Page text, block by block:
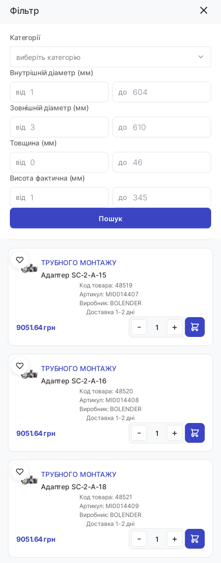
Фільтр
Категорії
виберіть категорію
Внутрішній діаметр (мм)
від
до
Зовнішній діаметр (мм)
від
до
Товщина (мм)
від
до
Висота фактична (мм)
від до
10194.08 грн
Адаптер SC-2-A-10
Код товара: 48517
Артикул: MI0014405
Виробник: BOLENDER
Доставка 1-2 дні
ТРУБНОГО МОНТАЖУ
Код товара: 48518
Артикул: MI0014406
Виробник: BOLENDER
Доставка 1-2 дні
ТРУБНОГО МОНТАЖУ
Адаптер SC-2-A-15
Код товара: 48519
Артикул: MI0014407
Виробник: BOLENDER
Доставка 1-2 дні
9051.64 грн - +
ТРУБНОГО МОНТАЖУ
Адаптер SC-2-A-16
Код товара: 48520
Артикул: MI0014408
Виробник: BOLENDER
Доставка 1-2 дні
9051.64 грн - +
ТРУБНОГО МОНТАЖУ
Адаптер SC-2-A-18
Код товара: 48521
Артикул: MI0014409
Виробник: BOLENDER
Доставка 1-2 дні
9051.64 грн - +